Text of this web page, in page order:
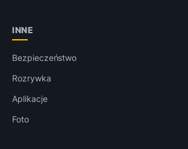
INNE
Bezpieczeństwo
Rozrywka
Aplikacje
Foto